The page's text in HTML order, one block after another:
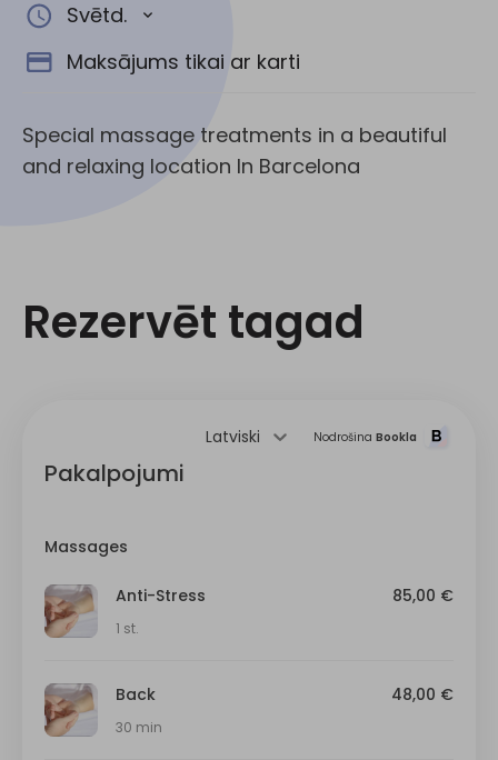
Svētd.
Maksājums tikai ar karti
Special massage treatments in a beautiful
and relaxing location In Barcelona
Rezervēt tagad